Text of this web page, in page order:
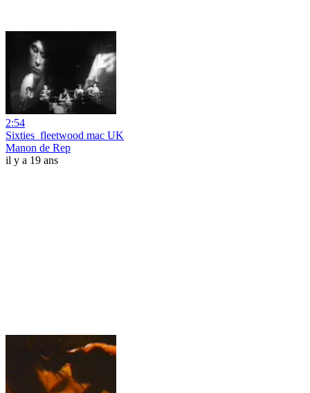
2:54
Sixties_fleetwood mac UK
Manon de Rep
il y a 19 ans